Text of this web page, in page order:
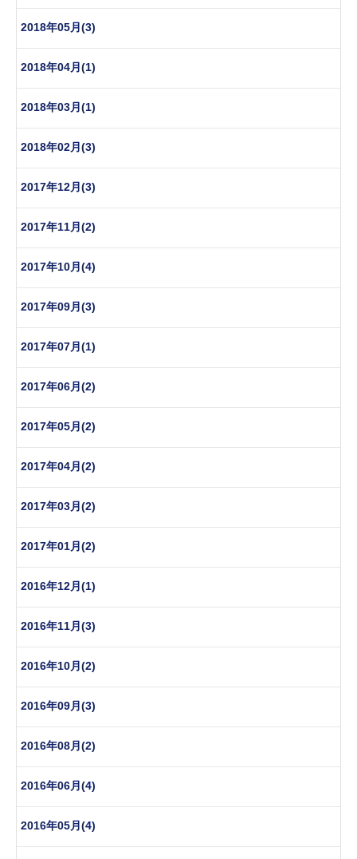
2018年05月(3)
2018年04月(1)
2018年03月(1)
2018年02月(3)
2017年12月(3)
2017年11月(2)
2017年10月(4)
2017年09月(3)
2017年07月(1)
2017年06月(2)
2017年05月(2)
2017年04月(2)
2017年03月(2)
2017年01月(2)
2016年12月(1)
2016年11月(3)
2016年10月(2)
2016年09月(3)
2016年08月(2)
2016年06月(4)
2016年05月(4)